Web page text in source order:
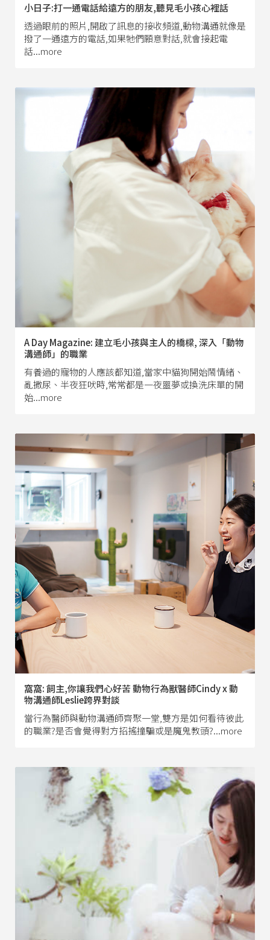
小日子:打一通電話給遠方的朋友,聽見毛小孩心裡話
透過眼前的照片,開啟了訊息的接收頻道,動物溝通就像是
撥了一通遠方的電話,如果牠們願意對話,就會接起電
話...more
A Day Magazine: 建立毛小孩與主人的橋樑, 深入「動物
溝通師」的職業
有養過的寵物的人應該都知道,當家中貓狗開始鬧情緒、
亂撒尿、半夜狂吠時,常常都是一夜噩夢或換洗床單的開
始...more
窩窩: 飼主,你讓我們心好苦 動物行為獸醫師Cindy x 動
物溝通師Leslie跨界對談
當行為醫師與動物溝通師齊聚一堂,雙方是如何看待彼此
的職業?是否會覺得對方招搖撞騙或是魔鬼教頭?...more